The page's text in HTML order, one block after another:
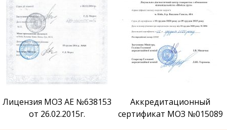
Аккредитационный
сертификат МОЗ №015089
Сертификат признания ВМ